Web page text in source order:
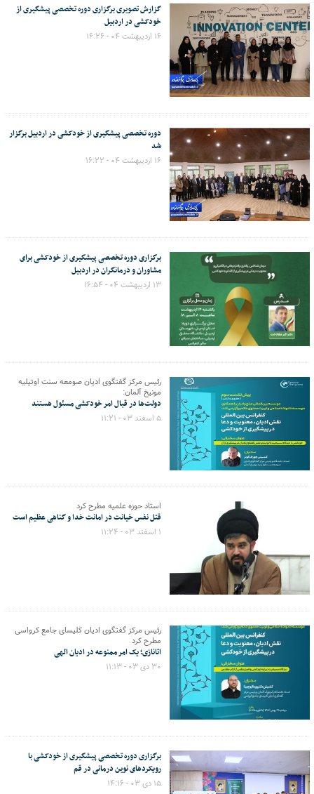
گزارش تصویری برگزاری دوره تخصصی پیشگیری از
خودکشی در اردبیل
۱۶ اردیبهشت ۰۴ - ۱۶:۲۶
دوره تخصصی پیشگیری از خودکشی در اردبیل برگزار
شد
۱۶ اردیبهشت ۰۴ - ۱۶:۲۲
برگزاری دوره تخصصی پیشگیری از خودکشی برای
مشاوران و درمانگران در اردبیل
۱۳ اردیبهشت ۰۴ - ۱۶:۵۴
رئیس مرکز گفتگوی ادیان صومعه سنت اوتیلیه
مونیخ آلمان:
دولت‌ها در قبال امر خودکشی مسئول هستند
۵ اسفند ۰۳ - ۱۱:۲۱
استاد حوزه علمیه مطرح کرد
قتل نفس خیانت در امانت خدا و گناهی عظیم است
۱ اسفند ۰۳ - ۱۱:۲۴
رئیس مرکز گفتگوی ادیان کلیسای جامع کرواسی
مطرح کرد
اتانازی؛ یک امر ممنوعه در ادیان الهی
۳۰ دی ۰۳ - ۱۱:۱۳
برگزاری دوره تخصصی پیشگیری از خودکشی با
رویکردهای نوین درمانی در قم
۱۵ دی ۰۳ - ۱۴:۱۶